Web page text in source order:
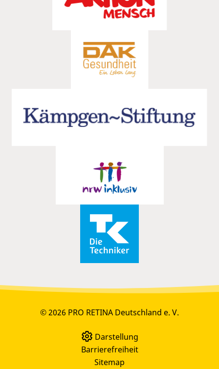
© 2026 PRO RETINA Deutschland e. V.
Darstellung
Barrierefreiheit
Sitemap